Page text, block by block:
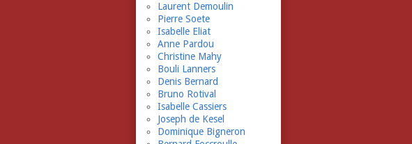
Laurent Demoulin
Pierre Soete
Isabelle Eliat
Anne Pardou
Christine Mahy
Bouli Lanners
Denis Bernard
Bruno Rotival
Isabelle Cassiers
Joseph de Kesel
Dominique Bigneron